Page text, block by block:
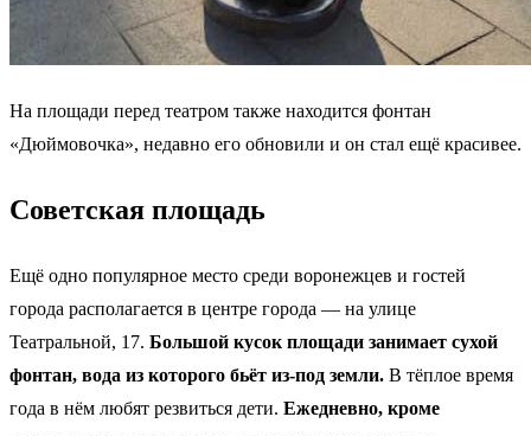
На площади перед театром также находится фонтан
«Дюймовочка», недавно его обновили и он стал ещё красивее.
Советская площадь
Ещё одно популярное место среди воронежцев и гостей
города располагается в центре города — на улице
Театральной, 17. Большой кусок площади занимает сухой
фонтан, вода из которого бьёт из-под земли. В тёплое время
года в нём любят резвиться дети. Ежедневно, кроме